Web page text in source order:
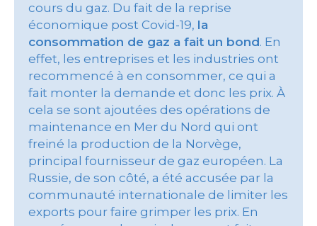
cours du gaz. Du fait de la reprise
économique post Covid-19, la
consommation de gaz a fait un bond. En
effet, les entreprises et les industries ont
recommencé à en consommer, ce qui a
fait monter la demande et donc les prix. À
cela se sont ajoutées des opérations de
maintenance en Mer du Nord qui ont
freiné la production de la Norvège,
principal fournisseur de gaz européen. La
Russie, de son côté, a été accusée par la
communauté internationale de limiter les
exports pour faire grimper les prix. En